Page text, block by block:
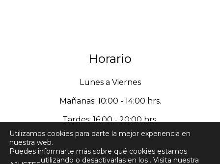
Horario
Lunes a Viernes
Mañanas: 10:00 - 14:00 hrs.
Tardes: 16:00 - 20:00 hrs.
Utilizamos cookies para darte la mejor experiencia en
nuestra web.
Puedes informarte más sobre qué cookies estamos
utilizando o desactivarlas en los . Visita nuestra